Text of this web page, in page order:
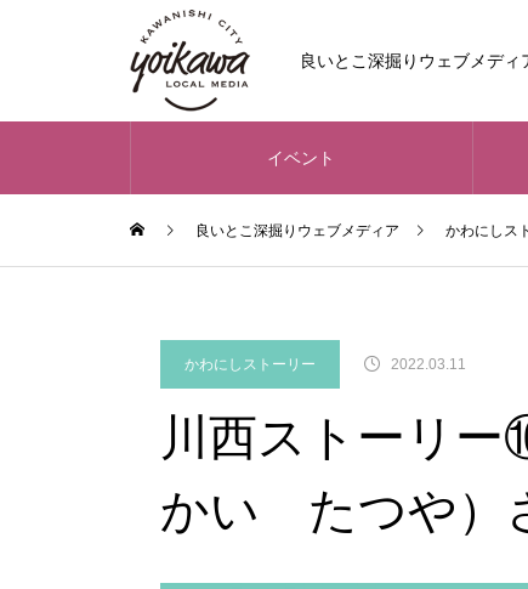
良いとこ深掘りウェブメディ
イベント
良いとこ深掘りウェブメディア かわにしス
かわにしストーリー 2022.03.11
川西ストーリ
かい たつや）